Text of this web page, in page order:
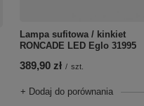
Lampa sufitowa / kinkiet
RONCADE LED Eglo 31995
389,90 zł / szt.
+ Dodaj do porównania